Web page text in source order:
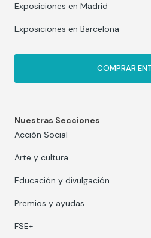
Exposiciones en Madrid
Exposiciones en Barcelona
COMPRAR
Nuestras Secciones
Acción Social
Arte y cultura
Educación y divulgación
Premios y ayudas
FSE+